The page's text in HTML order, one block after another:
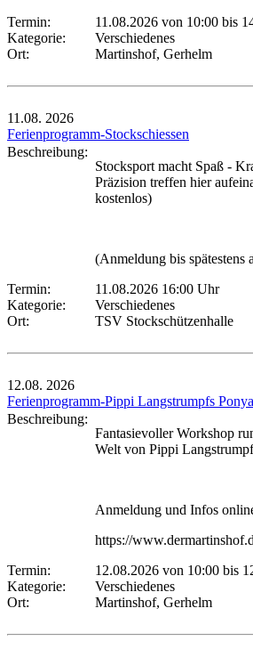
Termin:
11.08.2026 von 10:00 bis
Kategorie:
Verschiedenes
Ort:
Martinshof, Gerhelm
11.08. 2026
Ferienprogramm-Stockschiessen
Beschreibung:
Stocksport macht Spaß -
Präzision treffen hier
kostenlos)
(Anmeldung bis spätestens
Termin:
11.08.2026 16:00 Uhr
Kategorie:
Verschiedenes
Ort:
TSV Stockschützenhalle
12.08. 2026
Ferienprogramm-Pippi Langstrumpfs
Beschreibung:
Fantasievoller Workshop
Welt von Pippi
Anmeldung und Infos
https://
Termin:
12.08.2026 von 10:00 bis
Kategorie:
Verschiedenes
Ort:
Martinshof, Gerhelm